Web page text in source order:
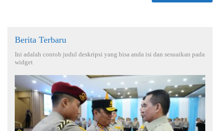
Berita Terbaru
Ini adalah contoh judul deskripsi yang bisa anda isi dan sesuaikan pada
widget